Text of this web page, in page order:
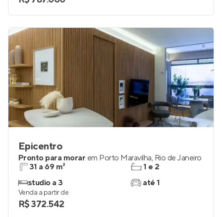
Epicentro
Pronto para morar em Porto Maravilha, Rio de Janeiro
31 a 69 m²
studio a 3
1 e 2
até 1
Venda a partir de
R$ 372.542